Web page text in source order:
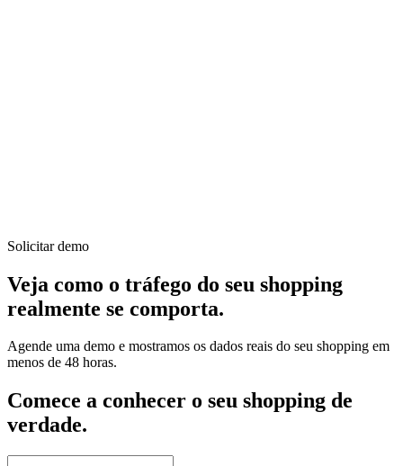
Solicitar demo
Veja como o tráfego do seu shopping
realmente se comporta.
Agende uma demo e mostramos os dados reais do seu shopping em
menos de 48 horas.
Comece a conhecer o seu shopping de
verdade.